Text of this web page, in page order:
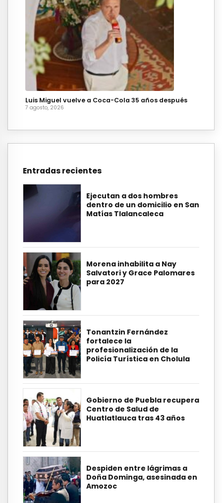
Luis Miguel vuelve a Coca-Cola 35 años después
7 agosto, 2026
Entradas recientes
Ejecutan a dos hombres
dentro de un domicilio en San
Matías Tlalancaleca
Morena inhabilita a Nay
Salvatori y Grace Palomares
para 2027
Tonantzin Fernández
fortalece la
profesionalización de la
Policía Turística en Cholula
Gobierno de Puebla recupera
Centro de Salud de
Huatlatlauca tras 43 años
Despiden entre lágrimas a
Doña Dominga, asesinada en
Amozoc